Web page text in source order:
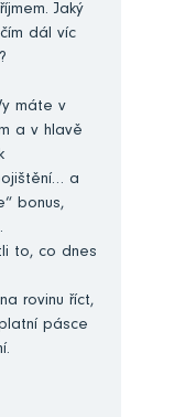
Jaký
dál víc
máte v
a v hlavě
a
bonus,
to, co dnes
rovinu říct,
pásce